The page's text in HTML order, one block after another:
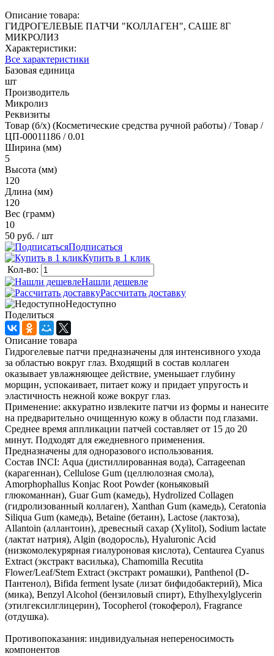
Описание товара:
ГИДРОГЕЛЕВЫЕ ПАТЧИ "КОЛЛАГЕН", САШЕ 8Г
МИКРОЛИЗ
Характеристики:
Все характеристики
Базовая единица
шт
Производитель
Микролиз
Реквизиты
Товар (б/х) (Косметические средства ручной работы) / Товар /
ЦП-00011186 / 0.01
Ширина (мм)
5
Высота (мм)
120
Длина (мм)
120
Вес (грамм)
10
50 руб. / шт
Подписаться
Купить в 1 клик
Кол-во:
Нашли дешевле
Рассчитать доставку
Недоступно
Поделиться
Описание товара
Гидрогелевые патчи предназначены для интенсивного ухода
за областью вокруг глаз. Входящий в состав коллаген
оказывает увлажняющее действие, уменьшает глубину
морщин, успокаивает, питает кожу и придает упругость и
эластичность нежной коже вокруг глаз.
Применение: аккуратно извлеките патчи из формы и нанесите
на предварительно очищенную кожу в области под глазами.
Среднее время аппликации патчей составляет от 15 до 20
минут. Подходят для ежедневного применения.
Предназначены для одноразового использования.
Состав INCI: Aqua (дистиллированная вода), Carrageenan
(карагеннан), Cellulose Gum (целлюлозная смола),
Amorphophallus Konjac Root Powder (коньяковый
глюкоманнан), Guar Gum (камедь), Hydrolized Collagen
(гидролизованный коллаген), Xanthan Gum (камедь), Ceratonia
Siliqua Gum (камедь), Betaine (бетаин), Lactose (лактоза),
Allantoin (аллантоин), древесный сахар (Xylitol), Sodium lactate
(лактат натрия), Algin (водоросль), Hyaluronic Acid
(низкомолекурярная гиалуроновая кислота), Centaurea Cyanus
Extract (экстракт василька), Chamomilla Recutita
Flower/Leaf/Stem Extract (экстракт ромашки), Panthenol (D-
Пантенол), Bifida ferment lysate (лизат бифидобактерий), Mica
(мика), Benzyl Alcohol (бензиловый спирт), Ethylhexylglycerin
(этилгексилглицерин), Tocopherol (токоферол), Fragrance
(отдушка).
Противопоказания: индивидуальная непереносимость
компонентов